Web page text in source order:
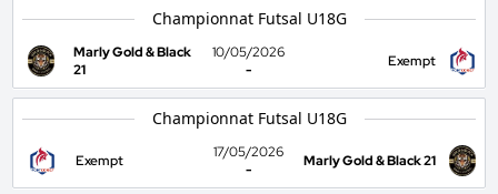
Championnat Futsal U18G
Marly Gold & Black
21
10/05/2026
-
Exempt
Championnat Futsal U18G
Exempt
17/05/2026
-
Marly Gold & Black 21